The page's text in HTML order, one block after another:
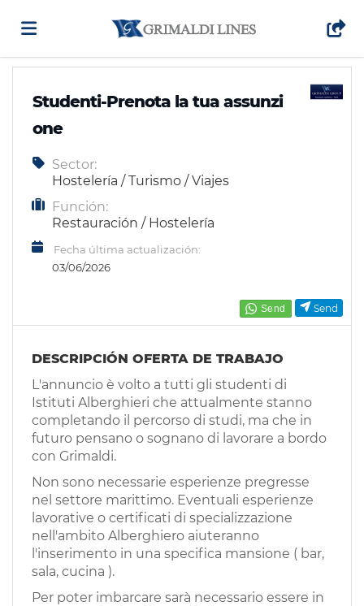
ofertas
de
Subir
CV
Acceso
EN
FR
IT
DE
ES
Send
Studenti-Prenota la tua assunzi
one
Sector:
Hostelería / Turismo / Viajes
Función:
Restauración / Hostelería
Fecha última actualización:
03/06/2026
DESCRIPCIÓN OFERTA DE TRABAJO
L'annuncio è volto a tutti gli studenti di
Istituti Alberghieri che attualmente stanno
completando il percorso di studi, ma che in
futuro pensano o sognano di lavorare a bordo
con Grimaldi.
Non sono necessarie esperienze pregresse
nel settore marittimo. Eventuali esperienze
lavorative o certificati di specializzazione
nell'ambito Alberghiero aiuteranno
l'inserimento in una specifica mansione ( bar,
sala, cucina ).
Per poter imbarcare sarà necessario essere in